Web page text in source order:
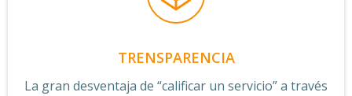
TRENSPARENCIA
La gran desventaja de “calificar un servicio” a través